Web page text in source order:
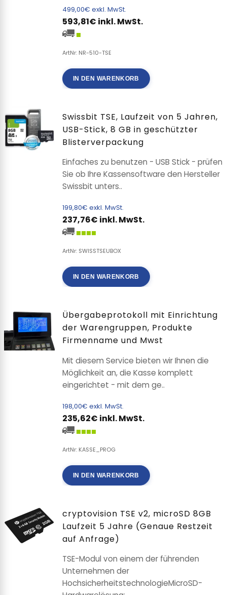
499,00€ exkl. MwSt.
593,81€ inkl. MwSt.
ArtNr: NR-510-TSE
IN DEN WARENKORB
Swissbit TSE, Laufzeit von 5 Jahren,
USB-Stick, 8 GB in geschützter
Blisterverpackung
Einfaches zu benutzen - USB Stick - prüfen
Sie ob Ihre Kassensoftware den Hersteller
Swissbit unters..
199,80€ exkl. MwSt.
237,76€ inkl. MwSt.
ArtNr: SWISSTSEUBOX
IN DEN WARENKORB
Übergabeprotokoll mit Einrichtung
der Warengruppen, Produkte
Firmenname und Mwst
Mit diesem Service bieten wir Ihnen die
Möglichkeit an, die Kasse komplett
eingerichtet - mit dem ge..
198,00€ exkl. MwSt.
235,62€ inkl. MwSt.
ArtNr: KASSE_PROG
IN DEN WARENKORB
cryptovision TSE v2, microSD 8GB
Laufzeit 5 Jahre (Genaue Restzeit
auf Anfrage)
TSE-Modul von einem der führenden
Unternehmen der
HochsicherheitstechnologieMicroSD-